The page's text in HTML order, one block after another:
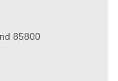
85800